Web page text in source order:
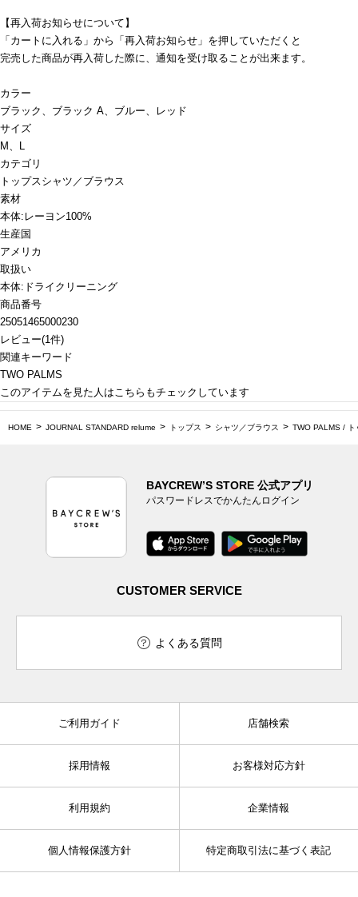
【再入荷お知らせについて】
「カートに入れる」から「再入荷お知らせ」を押していただくと
完売した商品が再入荷した際に、通知を受け取ることが出来ます。
カラー
ブラック、ブラック A、ブルー、レッド
サイズ
M、L
カテゴリ
トップスシャツ／ブラウス
素材
本体:レーヨン100%
生産国
アメリカ
取扱い
本体:ドライクリーニング
商品番号
25051465000230
レビュー(1件)
関連キーワード
TWO PALMS
このアイテムを見た人はこちらもチェックしています
HOME JOURNAL STANDARD relume トップス シャツ／ブラウス TWO PALMS / ト
BAYCREW’S STORE 公式アプリ
パスワードレスでかんたんログイン
CUSTOMER SERVICE
よくある質問
ご利用ガイド 店舗検索
採用情報 お客様対応方針
利用規約 企業情報
個人情報保護方針 特定商取引法に基づく表記